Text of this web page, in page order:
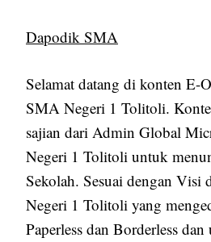
Dapodik SMA
Selamat datang di konten E-
SMA Negeri 1 Tolitoli.
sajian dari Admin Global
Negeri 1 Tolitoli untuk
Sekolah. Sesuai dengan
Negeri 1 Tolitoli yang
Paperless dan Borderless